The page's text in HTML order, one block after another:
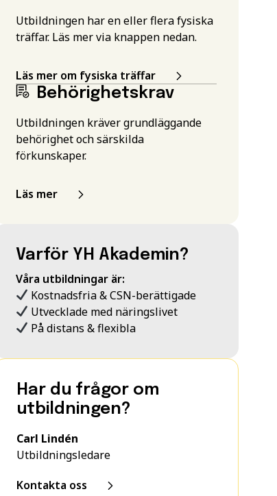
Utbildningen har en eller flera fysiska
träffar. Läs mer via knappen nedan.
Läs mer om fysiska träffar
Behörighetskrav
Utbildningen kräver grundläggande
behörighet och särskilda
förkunskaper.
Läs mer
Varför YH Akademin?
Våra utbildningar är:
Kostnadsfria & CSN-berättigade
Utvecklade med näringslivet
På distans & flexibla
Har du frågor om
utbildningen?
Carl Lindén
Utbildningsledare
Kontakta oss